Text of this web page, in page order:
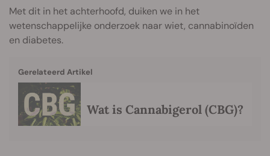
Met dit in het achterhoofd, duiken we in het
wetenschappelijke onderzoek naar wiet, cannabinoïden
en diabetes.
Gerelateerd Artikel
Wat is Cannabigerol (CBG)?